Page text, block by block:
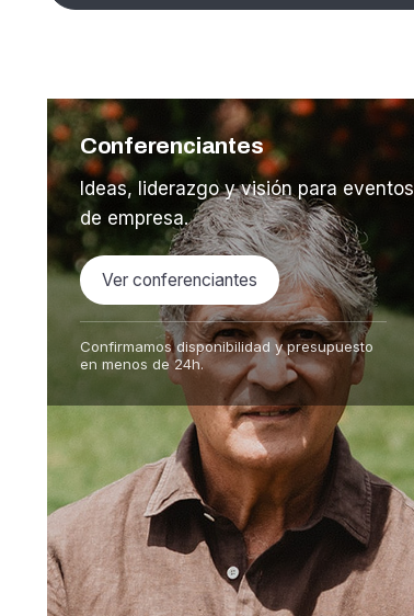
Conferenciantes
Ideas, liderazgo y visión para eventos
de empresa.
Ver conferenciantes
Confirmamos disponibilidad y presupuesto
en menos de 24h.